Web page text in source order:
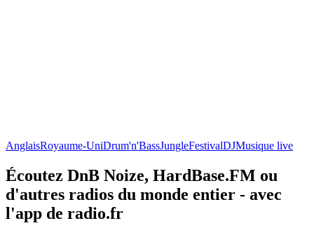
AnglaisRoyaume-UniDrum'n'BassJungleFestivalDJMusique live
Écoutez DnB Noize, HardBase.FM ou
d'autres radios du monde entier - avec
l'app de radio.fr